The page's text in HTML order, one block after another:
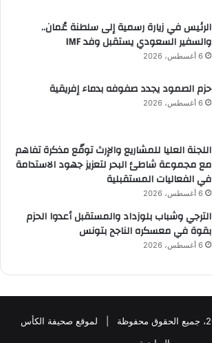
الرئيس في زيارة رسمية إلى سلطنة عُمان..
والسفير السعودي يستقبل وفد IMF
6 أغسطس، 2026
حزم الصمود يجدد صفوفه بدماء إفريقية
6 أغسطس، 2026
اللجنة العليا للمشاريع والإرث توقّع مذكرة تفاهم
مع مجموعة شاطئ البحر لتعزيز جهود الاستدامة
في الفعاليات المستقبلية
6 أغسطس، 2026
الترجي وشباب بلوزداد والمستقبل أعدوا الحزم
بقوة في معسكره الناجح بتونس
6 أغسطس، 2026
© حقوق النشر 2026، جميع الحقوق محفوظة | لموقع صحيفة الكأس